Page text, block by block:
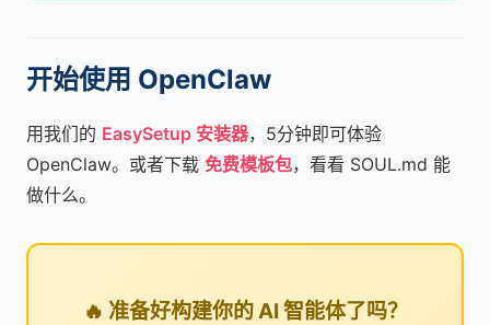
开始使用 OpenClaw
用我们的 EasySetup 安装器，5分钟即可体验
OpenClaw。或者下载 免费模板包，看看 SOUL.md 能
做什么。
🔥 准备好构建你的 AI 智能体了吗？